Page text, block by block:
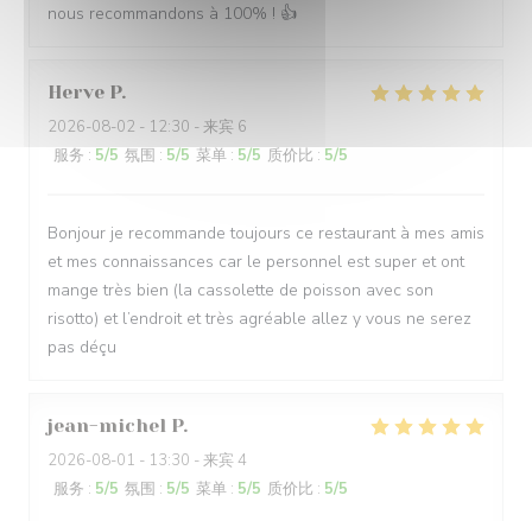
nous recommandons à 100% ! 👍
Herve P
2026-08-02 - 12:30 - 来宾 6
服务 : 5/5 氛围 : 5/5 菜单 : 5/5 质价比 : 5/5
Bonjour je recommande toujours ce restaurant à mes amis
et mes connaissances car le personnel est super et ont
mange très bien (la cassolette de poisson avec son
risotto) et l’endroit et très agréable allez y vous ne serez
pas déçu
jean-michel P
2026-08-01 - 13:30 - 来宾 4
服务 : 5/5 氛围 : 5/5 菜单 : 5/5 质价比 : 5/5